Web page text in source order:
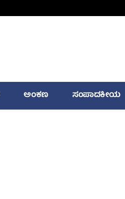
ಅಂಕಣ ಸಂಪಾದಕೀಯ